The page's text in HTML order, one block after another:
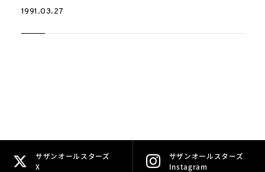
1991.03.27
サザンオールスターズ
X
サザンオールスターズ
Instagram